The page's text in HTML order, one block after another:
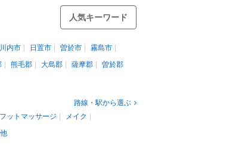
人気キーワード
内市 日置市 曽於市
霧島市
熊毛郡 大島郡 薩摩郡 曽於郡
路線・駅から選ぶ
フットマッサージ
メイク